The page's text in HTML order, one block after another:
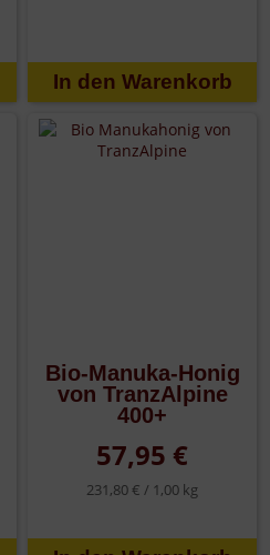
Bio-Manuka-Honig
von TranzAlpine
400+
57,95 €
231,80 € / 1,00 kg